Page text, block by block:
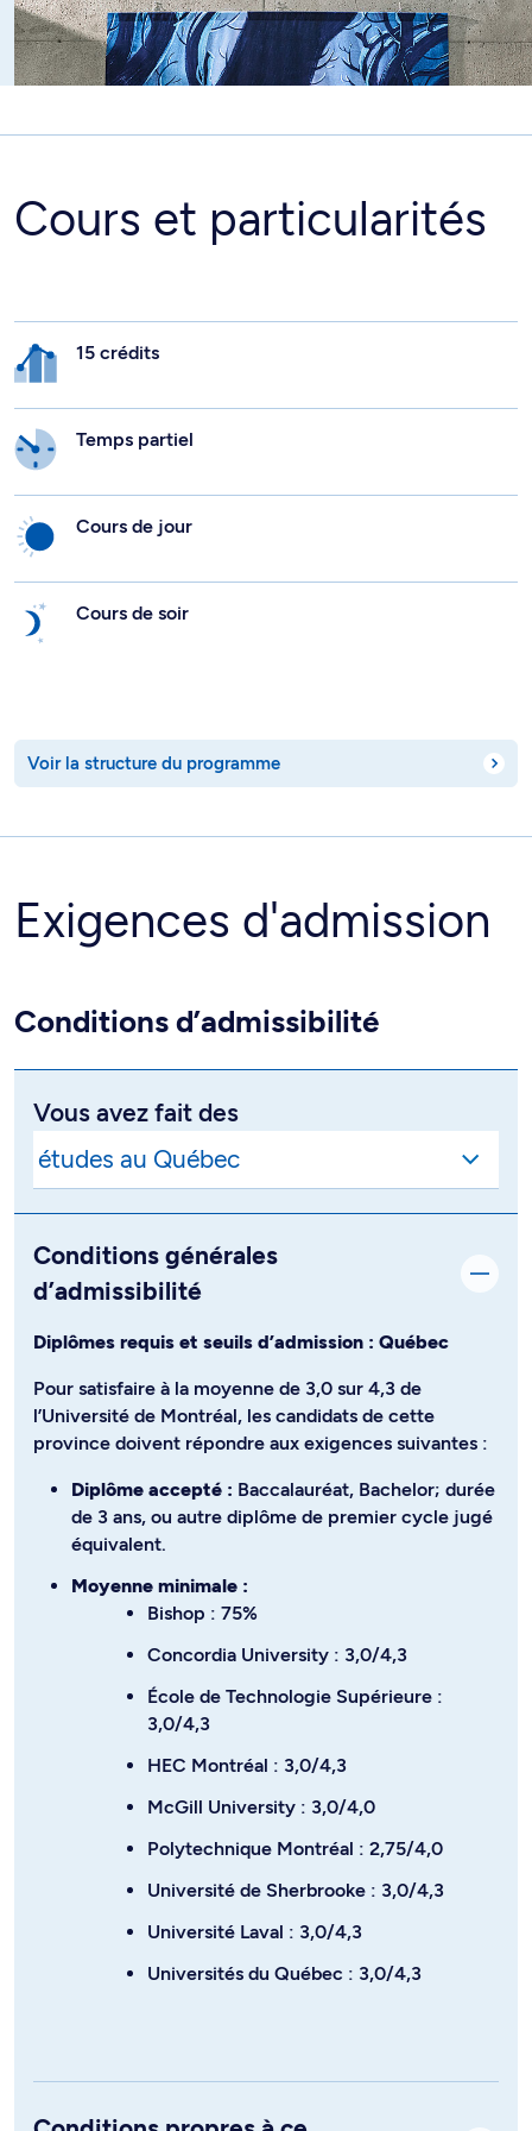
Cours et particularités
15 crédits
Temps partiel
Cours de jour
Cours de soir
Voir la structure du programme
Exigences d'admission
Conditions d’admissibilité
Vous avez fait des
Conditions générales
d’admissibilité
Diplômes requis et seuils d’admission : Québec
Pour satisfaire à la moyenne de 3,0 sur 4,3 de
l’Université de Montréal, les candidats de cette
province doivent répondre aux exigences suivantes :
Diplôme accepté : Baccalauréat, Bachelor; durée
de 3 ans, ou autre diplôme de premier cycle jugé
équivalent.
Moyenne minimale :
Bishop : 75%
Concordia University : 3,0/4,3
École de Technologie Supérieure :
3,0/4,3
HEC Montréal : 3,0/4,3
McGill University : 3,0/4,0
Polytechnique Montréal : 2,75/4,0
Université de Sherbrooke : 3,0/4,3
Université Laval : 3,0/4,3
Universités du Québec : 3,0/4,3